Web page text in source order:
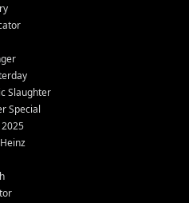
Slaughter
Special
2025
Heinz